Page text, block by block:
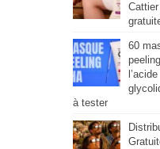
60
l’acide
à tester